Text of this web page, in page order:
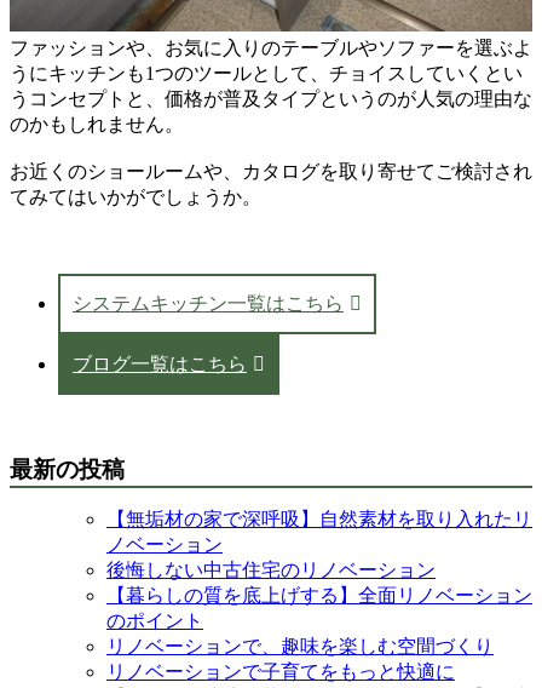
ファッションや、お気に入りのテーブルやソファーを選ぶよ
うにキッチンも1つのツールとして、チョイスしていくとい
うコンセプトと、価格が普及タイプというのが人気の理由な
のかもしれません。
お近くのショールームや、カタログを取り寄せてご検討され
てみてはいかがでしょうか。
システムキッチン一覧はこちら
ブログ一覧はこちら
最新の投稿
【無垢材の家で深呼吸】自然素材を取り入れたリ
ノベーション
後悔しない中古住宅のリノベーション
【暮らしの質を底上げする】全面リノベーション
のポイント
リノベーションで、趣味を楽しむ空間づくり
リノベーションで子育てをもっと快適に